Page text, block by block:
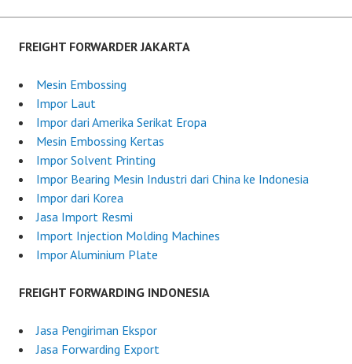
,
2
r
r
d
e
FREIGHT FORWARDER JAKARTA
Mesin Embossing
Impor Laut
Impor dari Amerika Serikat Eropa
Mesin Embossing Kertas
Impor Solvent Printing
Impor Bearing Mesin Industri dari China ke Indonesia
Impor dari Korea
Jasa Import Resmi
Import Injection Molding Machines
Impor Aluminium Plate
FREIGHT FORWARDING INDONESIA
Jasa Pengiriman Ekspor
Jasa Forwarding Export